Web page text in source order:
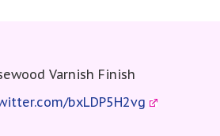
Varnish Finish
bxLDP5H2vg